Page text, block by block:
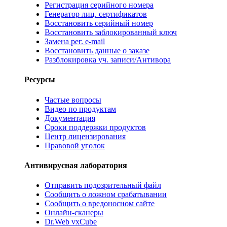
Регистрация серийного номера
Генератор лиц. сертификатов
Восстановить серийный номер
Восстановить заблокированный ключ
Замена рег. e-mail
Восстановить данные о заказе
Разблокировка уч. записи/Антивора
Ресурсы
Частые вопросы
Видео по продуктам
Документация
Сроки поддержки продуктов
Центр лицензирования
Правовой уголок
Антивирусная лаборатория
Отправить подозрительный файл
Сообщить о ложном срабатывании
Сообщить о вредоносном сайте
Онлайн-сканеры
Dr.Web vxCube